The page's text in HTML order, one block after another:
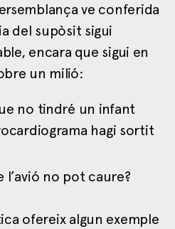
ve conferida
del supòsit sigui
encara que sigui en
un milió:
no tindré un infant
hagi sortit
l’avió no pot caure?
ofereix algun exemple